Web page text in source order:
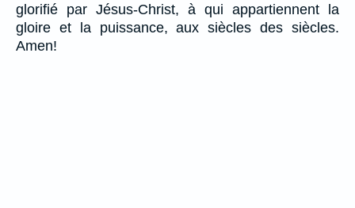
glorifié par Jésus-Christ, à qui appartiennent la
gloire et la puissance, aux siècles des siècles.
Amen!